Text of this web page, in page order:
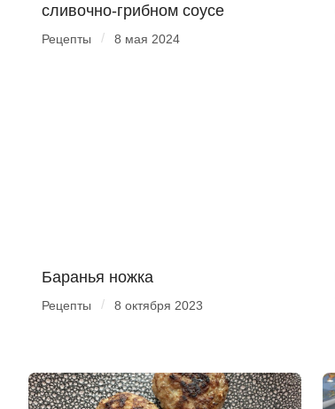
сливочно-грибном соусе
Рецепты / 8 мая 2024
Баранья ножка
Рецепты / 8 октября 2023